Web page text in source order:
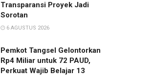
Transparansi Proyek Jadi
Sorotan
6 AGUSTUS 2026
Pemkot Tangsel Gelontorkan
Rp4 Miliar untuk 72 PAUD,
Perkuat Wajib Belajar 13